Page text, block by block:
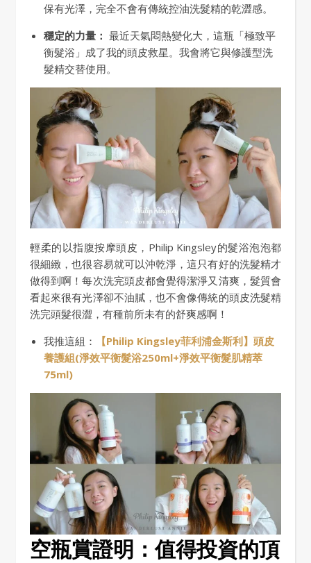
保有光澤，完全不會有傳統控油洗髮精的乾澀感。
穩定的力量： 最近天氣悶熱變化大，這瓶「極致平
衡髮浴」成了我的頭皮救星。我會將它與修護型洗
髮精交替使用。
輕柔的以指腹按摩頭皮，Philip Kingsley的髮浴泡泡都
很細緻，也很容易就可以沖乾淨，這只有好的洗髮精才
做得到啊！每次洗完頭皮都會覺得潔淨又清爽，髮質會
看起來很有光澤卻不油膩，也不會像傳統的頭皮洗髮精
洗完頭髮很澀，有種前所未有的舒爽感啊！
我推這組：
【Philip Kingsley菲利浦金斯利】頭皮
養護組(淨效平衡髮浴250ml+淨效平衡髮肌精萃
75ml)
空瓶賞證明：值得投資的頂